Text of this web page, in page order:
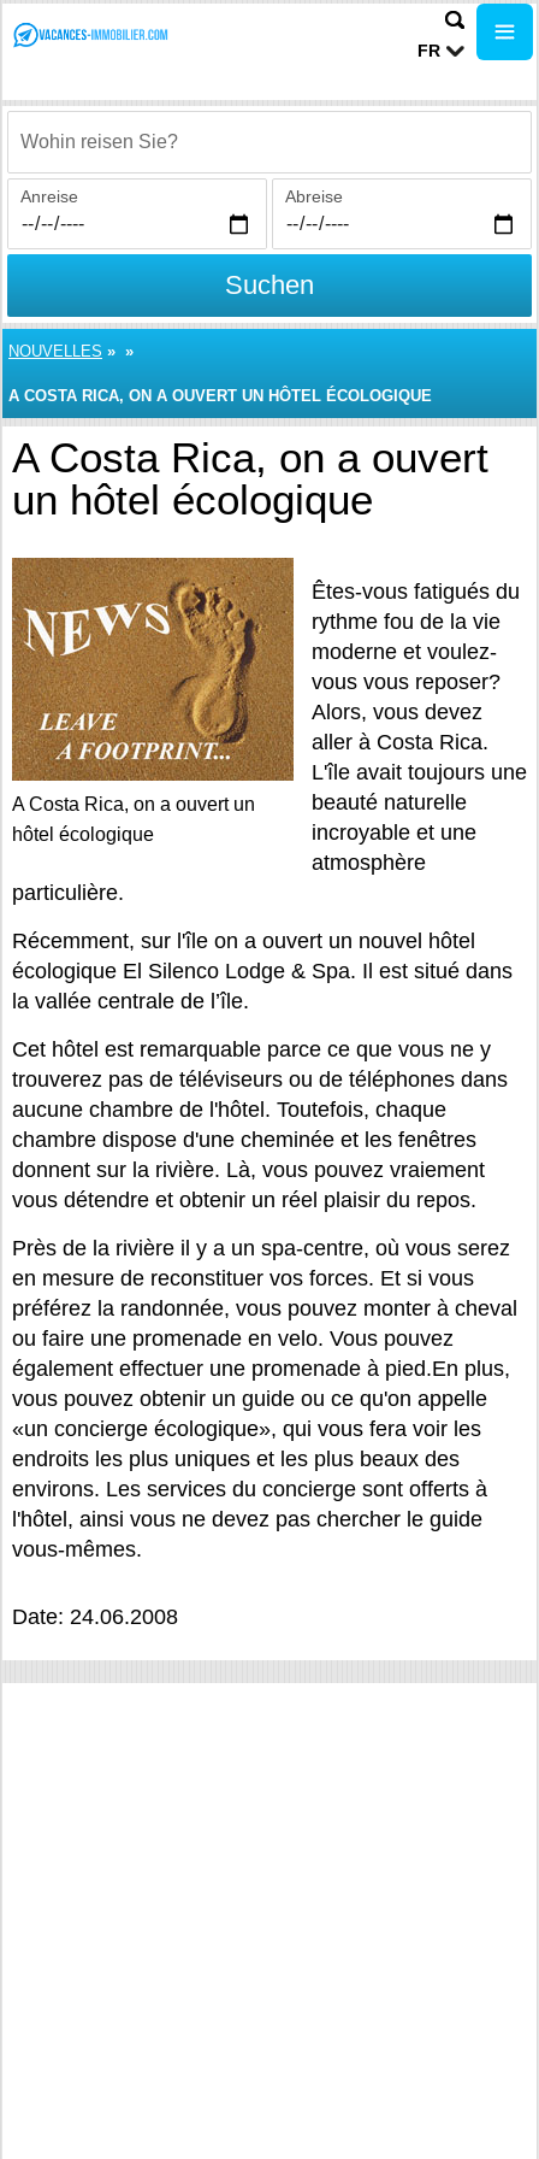
FR
Wohin reisen Sie?
Anreise Abreise
Suchen
NOUVELLES » »
A COSTA RICA, ON A OUVERT UN HÔTEL ÉCOLOGIQUE
A Costa Rica, on a ouvert
un hôtel écologique
A Costa Rica, on a ouvert un
hôtel écologique
Êtes-vous fatigués du
rythme fou de la vie
moderne et voulez-
vous vous reposer?
Alors, vous devez
aller à Costa Rica.
L'île avait toujours une
beauté naturelle
incroyable et une
atmosphère
particulière.
Récemment, sur l'île on a ouvert un nouvel hôtel
écologique El Silenco Lodge & Spa. Il est situé dans
la vallée centrale de l’île.
Cet hôtel est remarquable parce ce que vous ne y
trouverez pas de téléviseurs ou de téléphones dans
aucune chambre de l'hôtel. Toutefois, chaque
chambre dispose d'une cheminée et les fenêtres
donnent sur la rivière. Là, vous pouvez vraiement
vous détendre et obtenir un réel plaisir du repos.
Près de la rivière il y a un spa-centre, où vous serez
en mesure de reconstituer vos forces. Et si vous
préférez la randonnée, vous pouvez monter à cheval
ou faire une promenade en velo. Vous pouvez
également effectuer une promenade à pied.En plus,
vous pouvez obtenir un guide ou ce qu'on appelle
«un concierge écologique», qui vous fera voir les
endroits les plus uniques et les plus beaux des
environs. Les services du concierge sont offerts à
l'hôtel, ainsi vous ne devez pas chercher le guide
vous-mêmes.
Date: 24.06.2008